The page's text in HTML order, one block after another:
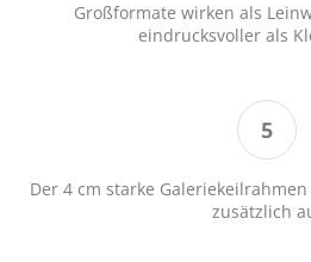
Großformate wirken als
eindrucksvoller als
Der 4 cm starke
zusätzlich